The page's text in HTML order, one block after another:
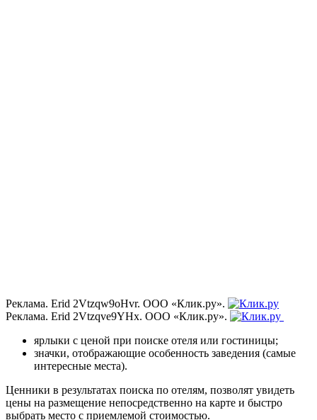
Реклама. Erid 2Vtzqw9oHvr. ООО «Клик.ру».
Реклама. Erid 2Vtzqve9YHx. ООО «Клик.ру».
ярлыки с ценой при поиске отеля или гостиницы;
значки, отображающие особенность заведения (самые
интересные места).
Ценники в результатах поиска по отелям, позволят увидеть
цены на размещение непосредственно на карте и быстро
выбрать место с приемлемой стоимостью.